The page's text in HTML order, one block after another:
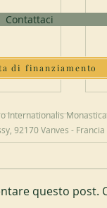
questo post.
Contattaci
di finanziamento
Internationalis Monastica
92170 Vanves - Francia